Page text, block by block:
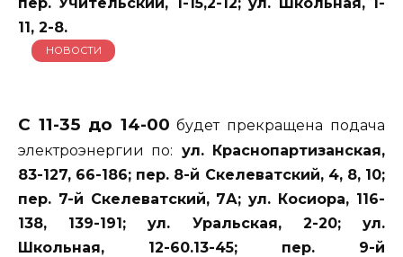
11, 2-8.
НОВОСТИ
С 11-35 до 14-00 будет прекращена подача
электроэнергии по: ул. Краснопартизанская,
83-127, 66-186; пер. 8-й Скелеватский, 4, 8, 10;
пер. 7-й Скелеватский, 7А; ул. Косиора, 116-
138, 139-191; ул. Уральская, 2-20; ул.
Школьная, 12-60.13-45; пер. 9-й